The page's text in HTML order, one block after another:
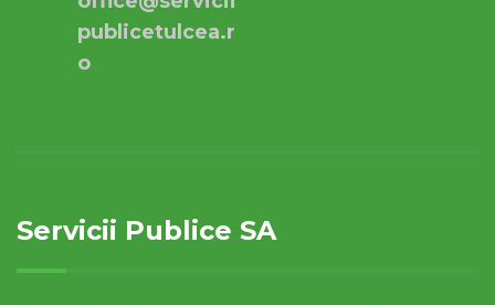
publicetulcea.r
o
Servicii Publice SA